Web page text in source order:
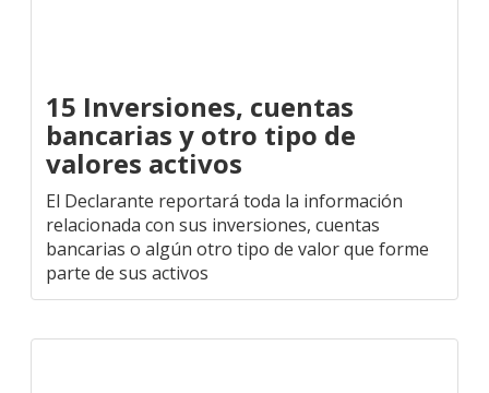
15 Inversiones, cuentas
bancarias y otro tipo de
valores activos
El Declarante reportará toda la información
relacionada con sus inversiones, cuentas
bancarias o algún otro tipo de valor que forme
parte de sus activos